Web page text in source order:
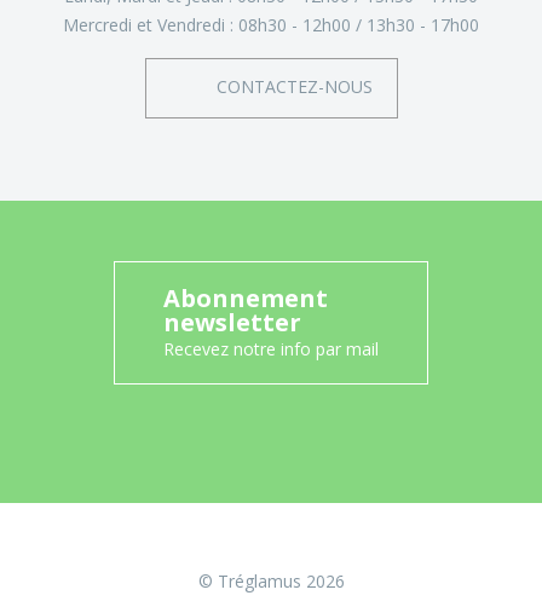
Mercredi et Vendredi : 08h30 - 12h00 13h30 - 17h00
CONTACTEZ-NOUS
Abonnement
newsletter
Recevez notre info par mail
© Tréglamus 2026